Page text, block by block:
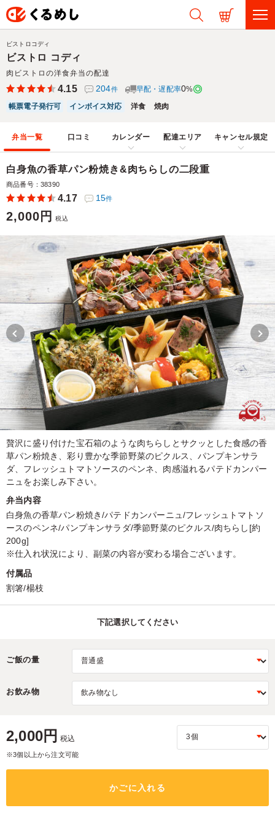
ビストロ コディ
肉ビストロの洋食弁当の配達
ビストロコディ
4.15 204件 早配・遅配率0%
帳票電子発行可
インボイス対応 洋食 焼肉
弁当一覧 口コミ カレンダー 配達エリア キャンセル規定
白身魚の香草パン粉焼き&肉ちらしの二段重
商品番号：38390
4.17 15件
2,000円 税込
贅沢に盛り付けた宝石箱のような肉ちらしとサクッとした食感の香
草パン粉焼き、彩り豊かな季節野菜のピクルス、パンプキンサラ
ダ、フレッシュトマトソースのペンネ、肉感溢れるパテドカンパー
ニュをお楽しみ下さい。
弁当内容
白身魚の香草パン粉焼き/パテドカンパーニュ/フレッシュトマトソ
ースのペンネ/パンプキンサラダ/季節野菜のピクルス/肉ちらし[約
200g]
※仕入れ状況により、副菜の内容が変わる場合ございます。
付属品
割箸/楊枝
下記選択してください
ご飯の量
お飲み物
2,000円 税込
※3個以上から注文可能
かごに入れる